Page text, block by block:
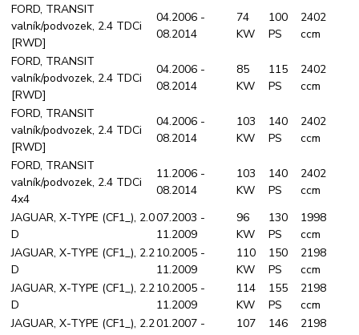
FORD, TRANSIT
valník/podvozek, 2.4 TDCi
[RWD]
04.2006 -
08.2014
74
KW
100
PS
2402
ccm
FORD, TRANSIT
valník/podvozek, 2.4 TDCi
[RWD]
04.2006 -
08.2014
85
KW
115
PS
2402
ccm
FORD, TRANSIT
valník/podvozek, 2.4 TDCi
[RWD]
04.2006 -
08.2014
103
KW
140
PS
2402
ccm
FORD, TRANSIT
valník/podvozek, 2.4 TDCi
4x4
11.2006 -
08.2014
103
KW
140
PS
2402
ccm
JAGUAR, X-TYPE (CF1_), 2.0
D
07.2003 -
11.2009
96
KW
130
PS
1998
ccm
JAGUAR, X-TYPE (CF1_), 2.2
D
10.2005 -
11.2009
110
KW
150
PS
2198
ccm
JAGUAR, X-TYPE (CF1_), 2.2
D
10.2005 -
11.2009
114
KW
155
PS
2198
ccm
JAGUAR, X-TYPE (CF1_), 2.201.2007 -
107
146
2198